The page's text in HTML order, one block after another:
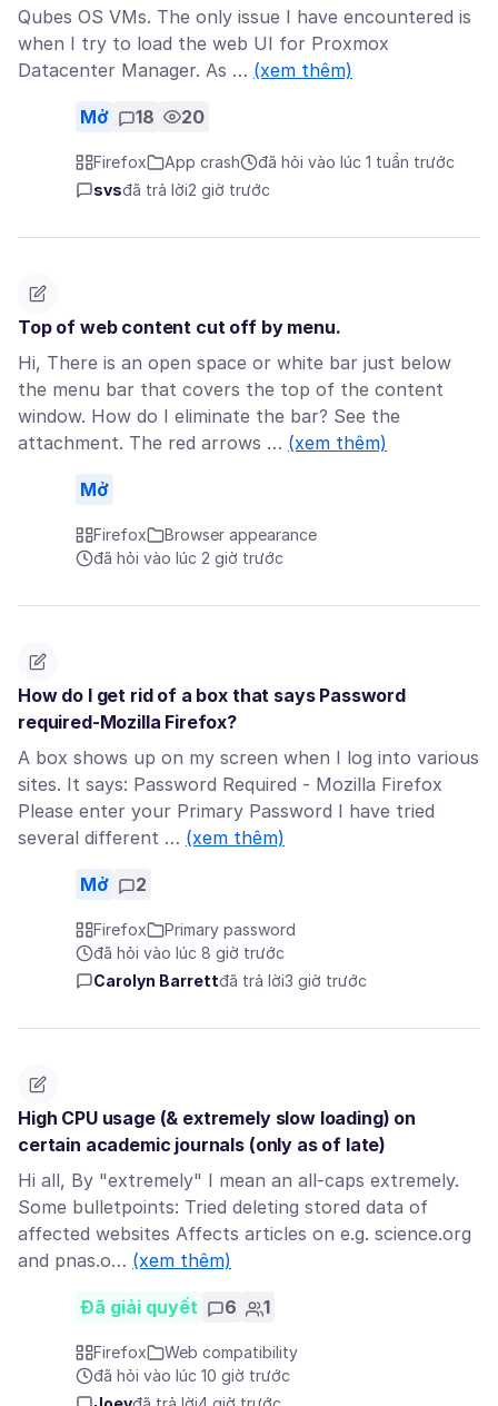
Qubes OS VMs. The only issue I have encountered is
when I try to load the web UI for Proxmox
Datacenter Manager. As … (xem thêm)
Mở 18 20
Firefox App crash
đã hỏi vào lúc 1 tuần trước
svsđã trả lời2 giờ trước
Top of web content cut off by menu.
Hi, There is an open space or white bar just below
the menu bar that covers the top of the content
window. How do I eliminate the bar? See the
attachment. The red arrows … (xem thêm)
Mở
Firefox
Browser appearance
đã hỏi vào lúc 2 giờ trước
How do I get rid of a box that says Password
required-Mozilla Firefox?
A box shows up on my screen when I log into various
sites. It says: Password Required - Mozilla Firefox
Please enter your Primary Password I have tried
several different … (xem thêm)
Mở 2
Firefox
Primary password
đã hỏi vào lúc 8 giờ trước
Carolyn Barrettđã trả lời3 giờ trước
High CPU usage (& extremely slow loading) on
certain academic journals (only as of late)
Hi all, By "extremely" I mean an all-caps extremely.
Some bulletpoints: Tried deleting stored data of
affected websites Affects articles on e.g. science.org
and pnas.o… (xem thêm)
Đã giải quyết 6 1
Firefox
Web compatibility
đã hỏi vào lúc 10 giờ trước